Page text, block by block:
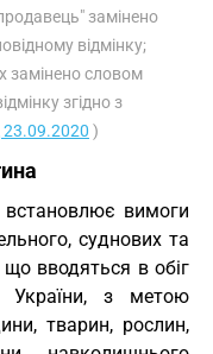
замінено
відмінку;
замінено словом
згідно з
23.09.2020 )
встановлює вимоги
суднових та
вводяться в обіг
України, з метою
тварин, рослин,